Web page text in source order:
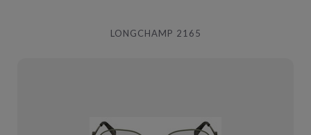
LONGCHAMP 2165